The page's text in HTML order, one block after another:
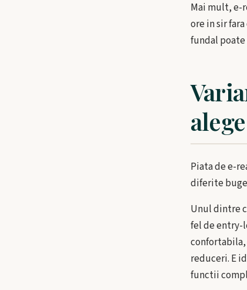
Mai mult, e-
ore in sir
fundal
alege
Piata de e-
diferite
Unul dintre
fel de entry-
confortabila,
reduceri. E
functii